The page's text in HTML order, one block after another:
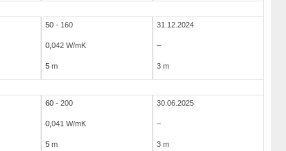
50 - 160 31.12.2024
0,042 W/mK –
5 m 3 m
60 - 200 30.06.2025
0,041 W/mK –
5 m 3 m